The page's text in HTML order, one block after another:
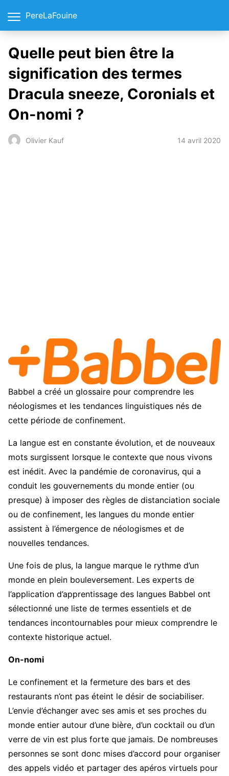
PereLaFouine
Quelle peut bien être la
signification des termes
Dracula sneeze, Coronials et
On-nomi ?
Olivier Kauf 14 avril 2020
Babbel a créé un glossaire pour comprendre les
néologismes et les tendances linguistiques nés de
cette période de confinement.
La langue est en constante évolution, et de nouveaux
mots surgissent lorsque le contexte que nous vivons
est inédit. Avec la pandémie de coronavirus, qui a
conduit les gouvernements du monde entier (ou
presque) à imposer des règles de distanciation sociale
ou de confinement, les langues du monde entier
assistent à l’émergence de néologismes et de
nouvelles tendances.
Une fois de plus, la langue marque le rythme d’un
monde en plein bouleversement. Les experts de
l’application d’apprentissage des langues Babbel ont
sélectionné une liste de termes essentiels et de
tendances incontournables pour mieux comprendre le
contexte historique actuel.
On-nomi
Le confinement et la fermeture des bars et des
restaurants n’ont pas éteint le désir de sociabiliser.
L’envie d’échanger avec ses amis et ses proches du
monde entier autour d’une bière, d’un cocktail ou d’un
verre de vin est plus forte que jamais. De nombreuses
personnes se sont donc mises d’accord pour organiser
des appels vidéo et partager des apéros virtuels pour